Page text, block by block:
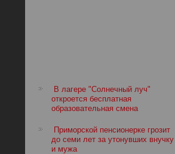
В лагере "Солнечный луч"
откроется бесплатная
образовательная смена
Приморской пенсионерке грозит
до семи лет за утонувших внучку
и мужа